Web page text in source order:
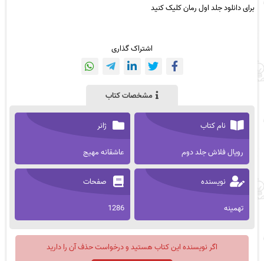
برای دانلود جلد اول رمان کلیک کنید
اشتراک گذاری
مشخصات کتاب
نام کتاب
رویال فلاش جلد دوم
ژانر
عاشقانه مهیج
نویسنده
تهمینه
صفحات
1286
اگر نویسنده این کتاب هستید و درخواست حذف آن را دارید